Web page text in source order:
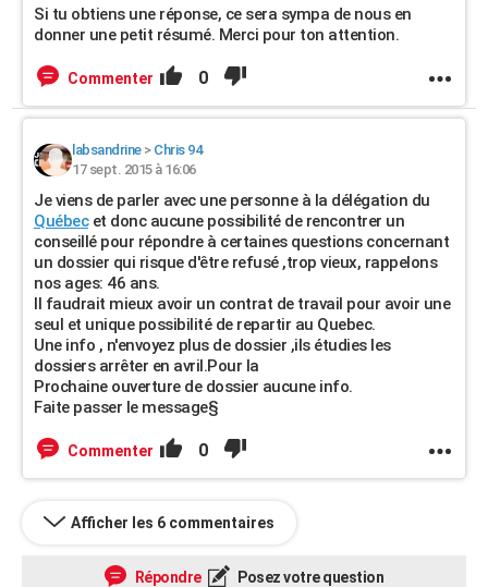
Si tu obtiens une réponse, ce sera sympa de nous en
donner une petit résumé. Merci pour ton attention.
Commenter 0
labsandrine> Chris 94
17 sept. 2015 à 16:06
Je viens de parler avec une personne à la délégation du
Québecet donc aucune possibilité de rencontrer un
conseillé pour répondre à certaines questions concernant
un dossier qui risque d'être refusé ,trop vieux, rappelons
nos ages: 46 ans.
Il faudrait mieux avoir un contrat de travail pour avoir une
seul et unique possibilité de repartir au Quebec.
Une info , n'envoyez plus de dossier ,ils étudies les
dossiers arrêter en avril.Pour la
Prochaine ouverture de dossier aucune info.
Faite passer le message§
Commenter 0
Afficher les 6 commentaires
Répondre Posez votre question